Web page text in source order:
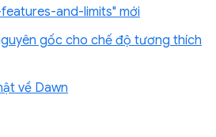
and-limits" mới
gốc cho chế độ tương thích
về Dawn